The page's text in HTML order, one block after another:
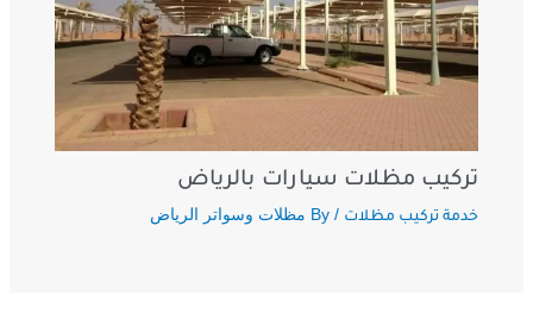
تركيب مظلات سيارات بالرياض
خدمة تركيب مظلات / By مظلات وسواتر الرياض